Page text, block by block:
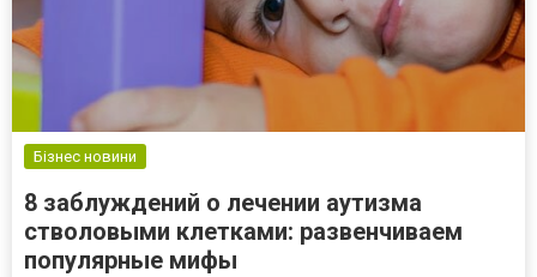
Бізнес новини
8 заблуждений о лечении аутизма
стволовыми клетками: развенчиваем
популярные мифы